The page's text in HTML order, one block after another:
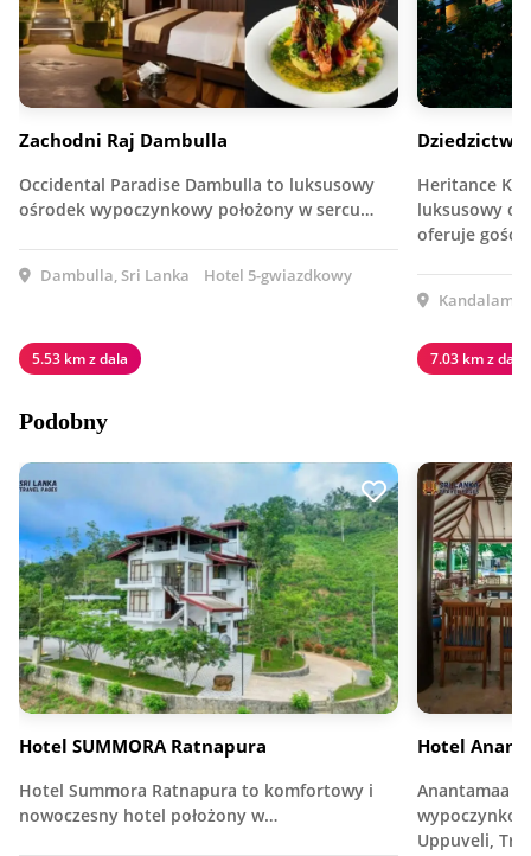
Zachodni Raj Dambulla
Occidental Paradise Dambulla to luksusowy
ośrodek wypoczynkowy położony w sercu…
Dambulla, Sri Lanka Hotel 5-gwiazdkowy
5.53 km z dala
Heritance
luksusowy
oferuje
7.03 km z dala
Podobny
Hotel SUMMORA Ratnapura
Hotel Summora Ratnapura to komfortowy i
nowoczesny hotel położony w…
Hotel
Anantamaa
Uppuveli,